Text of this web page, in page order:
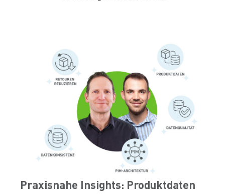
Praxisnahe Insights: Produktdaten